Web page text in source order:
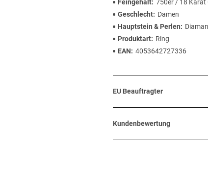
Feingehalt 750er / 18 Karat
Geschlecht
Damen
Hauptstein & Perlen
Produktart
Ring
EAN
4053642727336
EU Beauftragter
Kundenbewertung